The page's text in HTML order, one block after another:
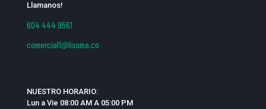
Llamanos!
604 444 9561
comercial1@lisoma.co
NUESTRO HORARIO:
Lun a Vie 08:00 AM A 05:00 PM